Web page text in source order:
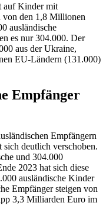
auf Kinder mit
von den 1,8 Millionen
ausländische
es nur 304.000. Der
aus der Ukraine,
EU-Ländern (131.000)
Empfänger
Empfängern
deutlich verschoben.
und 304.000
2023 hat sich diese
ausländische Kinder
Empfänger steigen von
3,3 Milliarden Euro im